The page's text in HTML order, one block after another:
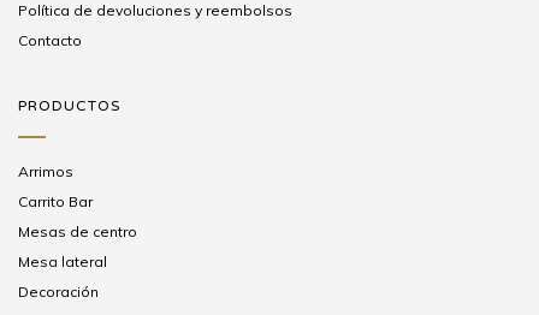
Política de devoluciones y reembolsos
Contacto
PRODUCTOS
Arrimos
Carrito Bar
Mesas de centro
Mesa lateral
Decoración